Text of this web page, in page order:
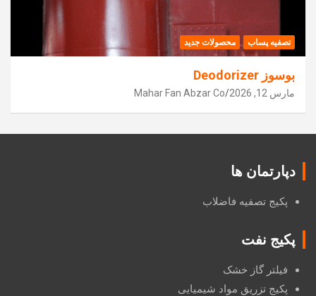
تصفیه پساب محصولات جدید
بوسوز Deodorizer
مارس 12, 2026 Mahar Fan Abzar Co
دپارتمان ها
پکیج تصفیه فاضلاب
پکیج نفت
فیلتر گاز خشک
پکیج تزریق مواد شیمیایی